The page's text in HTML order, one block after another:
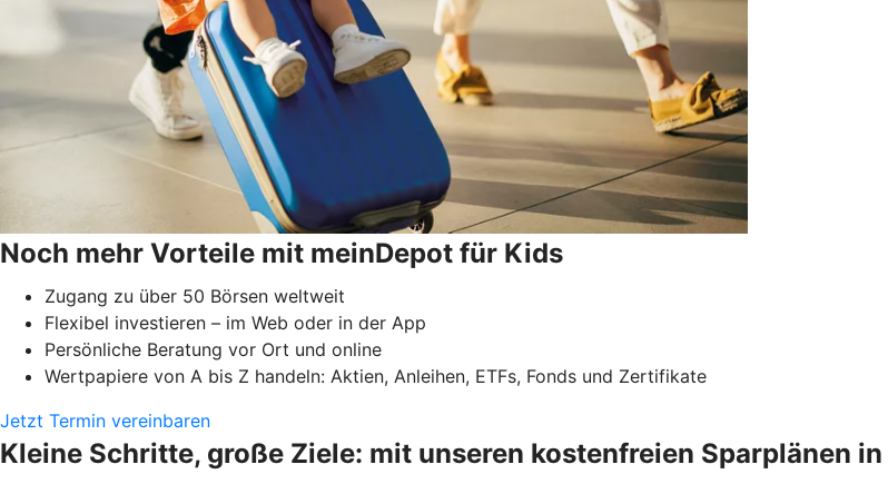
Noch mehr Vorteile mit meinDepot für Kids
Zugang zu über 50 Börsen weltweit
Flexibel investieren – im Web oder in der App
Persönliche Beratung vor Ort und online
Wertpapiere von A bis Z handeln: Aktien, Anleihen, ETFs, Fonds und Zertifikate
Jetzt Termin vereinbaren
Kleine Schritte, große Ziele: mit unseren kostenfreien Sparplänen